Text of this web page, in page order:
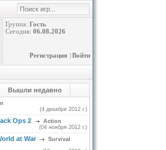
Группа: Гость
Сегодня: 06.08.2026
Войти
|
Регистрация
Вышли недавно
(4 декабря 2012 г.)
Ops 2
Action
(04 ноября 2012 г.)
at War
Survival